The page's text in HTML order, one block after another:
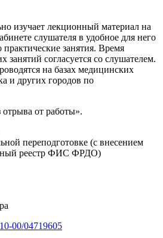
изучает лекционный материал на
слушателя в удобное для него
занятия. Время
занятий согласуется со слушателем.
на базах медицинских
и других городов по
от работы».
переподготовке (с внесением
реестр ФИС ФРДО)
00/04719605